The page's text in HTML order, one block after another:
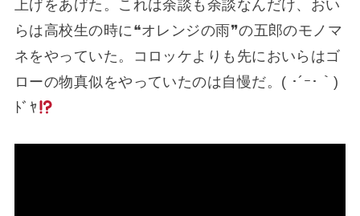
上げをあげた。これは余談も余談なんだけ、おい
らは高校生の時に❝オレンジの雨❞の五郎のモノマ
ネをやっていた。コロッケよりも先においらはゴ
ローの物真似をやっていたのは自慢だ。( ･´ｰ･｀)
ﾄﾞﾔ